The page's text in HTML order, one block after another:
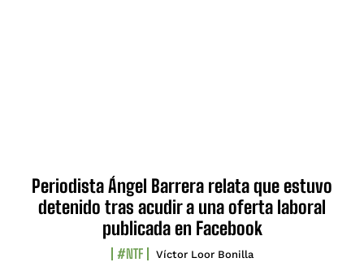
Periodista Ángel Barrera relata que estuvo
detenido tras acudir a una oferta laboral
publicada en Facebook
#NTF Víctor Loor Bonilla